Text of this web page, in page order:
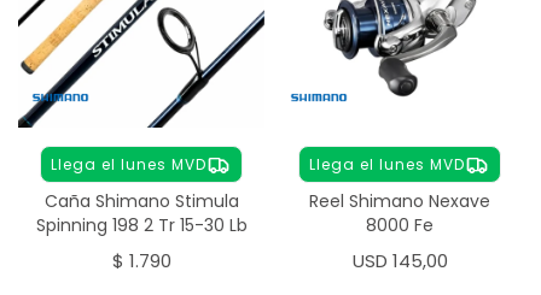
Llega el lunes MVD
Caña Shimano Stimula
Spinning 198 2 Tr 15-30 Lb
$ 1.790
Llega el lunes MVD
Reel Shimano Nexave
8000 Fe
USD 145,00